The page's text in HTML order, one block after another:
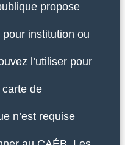
propose
pour institution ou
l’utiliser pour
de
n’est requise